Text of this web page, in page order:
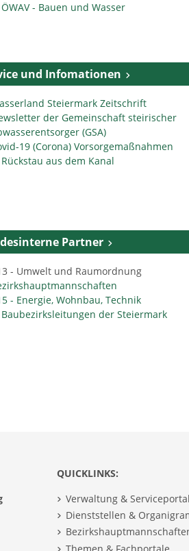
ÖWAV - Bauen und Wasser
und Infomationen
Steiermark Zeitschrift
der Gemeinschaft steirischer
(GSA)
19 (Corona) Vorsorgemaßnahmen
Rückstau aus dem Kanal
Partner
- Umwelt und Raumordnung
- Energie, Wohnbau, Technik
Baubezirksleitungen der Steiermark
QUICKLINKS:
Verwaltung & Serviceportal
Dienststellen &
Themen & Fachportale